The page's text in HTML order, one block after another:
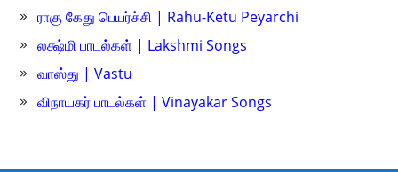
ராகு கேது பெயர்ச்சி | Rahu-Ketu Peyarchi
லக்ஷ்மி பாடல்கள் | Lakshmi Songs
வாஸ்து | Vastu
விநாயகர் பாடல்கள் | Vinayakar Songs